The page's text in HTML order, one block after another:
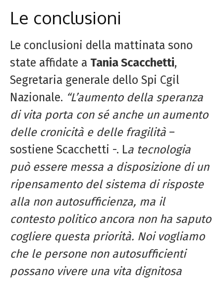
Le conclusioni
Le conclusioni della mattinata sono
state affidate a Tania Scacchetti,
Segretaria generale dello Spi Cgil
Nazionale. “L’aumento della speranza
di vita porta con sé anche un aumento
delle cronicità e delle fragilità –
sostiene Scacchetti -. La tecnologia
può essere messa a disposizione di un
ripensamento del sistema di risposte
alla non autosufficienza, ma il
contesto politico ancora non ha saputo
cogliere questa priorità. Noi vogliamo
che le persone non autosufficienti
possano vivere una vita dignitosa